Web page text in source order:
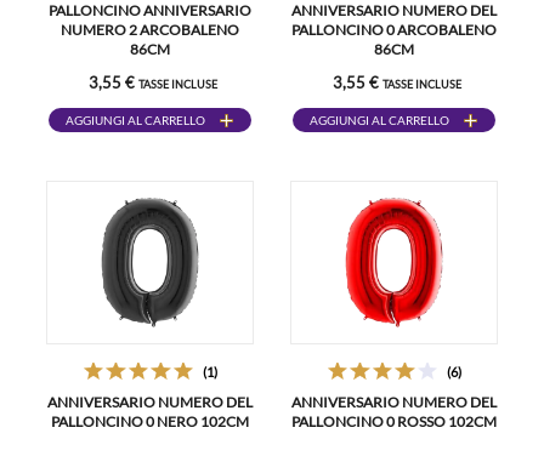
PALLONCINO ANNIVERSARIO
NUMERO 2 ARCOBALENO
86CM
3,55 € TASSE INCLUSE
AGGIUNGI AL CARRELLO
ANNIVERSARIO NUMERO DEL
PALLONCINO 0 ARCOBALENO
86CM
3,55 € TASSE INCLUSE
AGGIUNGI AL CARRELLO
(1)
ANNIVERSARIO NUMERO DEL
PALLONCINO 0 NERO 102CM
(6)
ANNIVERSARIO NUMERO DEL
PALLONCINO 0 ROSSO 102CM